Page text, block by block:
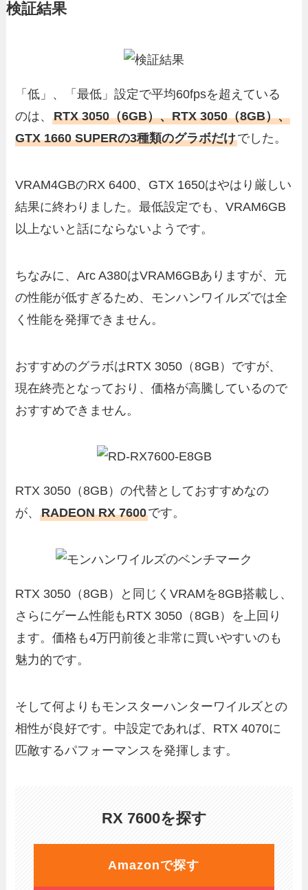
検証結果
「低」、「最低」設定で平均60fpsを超えている
のは、RTX 3050（6GB）、RTX 3050（8GB）、
GTX 1660 SUPERの3種類のグラボだけでした。
VRAM4GBのRX 6400、GTX 1650はやはり厳しい
結果に終わりました。最低設定でも、VRAM6GB
以上ないと話にならないようです。
ちなみに、Arc A380はVRAM6GBありますが、元
の性能が低すぎるため、モンハンワイルズでは全
く性能を発揮できません。
おすすめのグラボはRTX 3050（8GB）ですが、
現在終売となっており、価格が高騰しているので
おすすめできません。
RTX 3050（8GB）の代替としておすすめなの
が、RADEON RX 7600です。
RTX 3050（8GB）と同じくVRAMを8GB搭載し、
さらにゲーム性能もRTX 3050（8GB）を上回り
ます。価格も4万円前後と非常に買いやすいのも
魅力的です。
そして何よりもモンスターハンターワイルズとの
相性が良好です。中設定であれば、RTX 4070に
匹敵するパフォーマンスを発揮します。
RX 7600を探す
Amazonで探す